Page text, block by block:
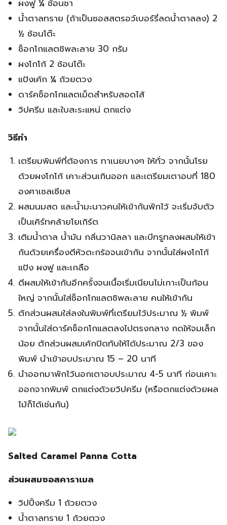
ผงฟู ¼ ช้อนชา
น้ำตาลทราย (ถ้าเป็นซอสสตรอว์เบอร์รี่ลดน้ำตาลลง) 2
½ ช้อนโต๊ะ
ช็อกโกแลตชิพละลาย 30 กรัม
ผงโกโก้ 2 ช้อนโต๊ะ
แป้งเค้ก ¼ ถ้วยตวง
ดาร์คช็อกโกแลตเม็ดสำหรับสอดไส้
วิปครีม และใบสะระแหน่ ตกแต่ง
วิธีทำ
เตรียมพิมพ์ที่ต้องการ ทาเนยบางๆ ให้ทั่ว จากนั้นโรย
ด้วยผงโกโก้ เคาะส่วนเกินออก และเตรียมเตาอบที่ 180
องศาเซลเซียส
ผสมนมสด และน้ำมะนาวคนให้เข้ากันพักไว้ จะเริ่มจับตัว
เป็นเคิร์ทคล้ายโยเกิร์ต
เติมน้ำตาล น้ำมัน กลิ่นวานิลลา และบีทรูทลงผสมให้เข้า
กันด้วยเครื่องตีหัวตะกร้อจนเข้ากัน จากนั้นใส่ผงโกโก้
แป้ง ผงฟู และเกลือ
ตีผสมให้เข้ากันอีกครั้งจนเนื้อเริ่มเนียนไม่เกาะเป็นก้อน
ใหญ่ จากนั้นใส่ช็อกโกแลตชิพละลาย คนให้เข้ากัน
ตักส่วนผสมใส่ลงในพิมพ์ที่เตรียมไว้ประมาณ ½ พิมพ์
จากนั้นใส่ดาร์คช็อกโกแลตลงไปตรงกลาง กดให้จมเล็ก
น้อย ตักส่วนผสมเค้กปิดทับให้ได้ประมาณ 2/3 ของ
พิมพ์ นำเข้าอบประมาณ 15 – 20 นาที
นำออกมาพักไว้นอกเตาอบประมาณ 4-5 นาที ก่อนเคาะ
ออกจากพิมพ์ ตกแต่งด้วยวิปครีม (หรือตกแต่งด้วยผล
ไม้ก็ได้เช่นกัน)
Salted Caramel Panna Cotta
ส่วนผสมซอสคาราเมล
วิปปิ้งครีม 1 ถ้วยตวง
น้ำตาลทราย 1 ถ้วยตวง